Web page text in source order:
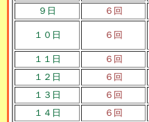
９日
６回
１０日 ６回
１１日
６回
１２日
６回
１３日
６回
１４日
６回